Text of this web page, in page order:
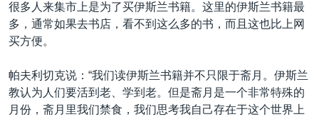
很多人来集市上是为了买伊斯兰书籍。这里的伊斯兰书籍最
多，通常如果去书店，看不到这么多的书，而且这也比上网
买方便。
帕夫利切克说：“我们读伊斯兰书籍并不只限于斋月。伊斯兰
教认为人们要活到老、学到老。但是斋月是一个非常特殊的
月份，斋月里我们禁食，我们思考我自己存在于这个世界上